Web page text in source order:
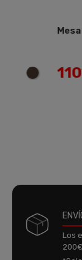
Mesa de
110 137,50 €
Los